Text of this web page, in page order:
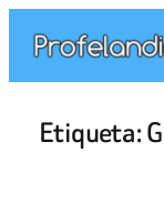
contenido
Etiqueta: